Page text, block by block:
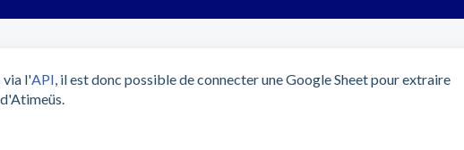
via l'API, il est donc possible de connecter une Google Sheet pour extraire